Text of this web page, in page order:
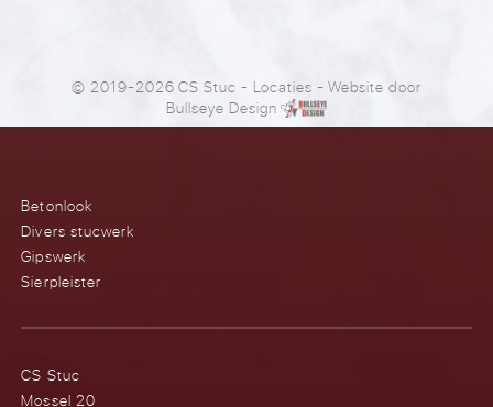
© 2019-2026 CS Stuc- Locaties - Website door
Bullseye Design
Betonlook
Divers stucwerk
Gipswerk
Sierpleister
CS Stuc
Mossel 20